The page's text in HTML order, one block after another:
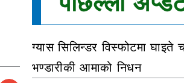
ग्यास सिलिन्डर विस्फोटमा घाइते
भण्डारीकी आमाको निधन